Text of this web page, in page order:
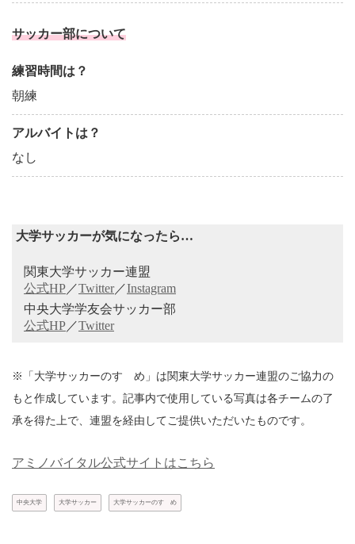
サッカー部について
練習時間は？
朝練
アルバイトは？
なし
大学サッカーが気になったら…
関東大学サッカー連盟
公式HP ／Twitter／Instagram
中央大学学友会サッカー部
公式HP ／Twitter
※「大学サッカーのすゝめ」は関東大学サッカー連盟のご協力の
もと作成しています。記事内で使用している写真は各チームの了
承を得た上で、連盟を経由してご提供いただいたものです。
アミノバイタル公式サイトはこちら
中央大学 大学サッカー 大学サッカーのすゝめ